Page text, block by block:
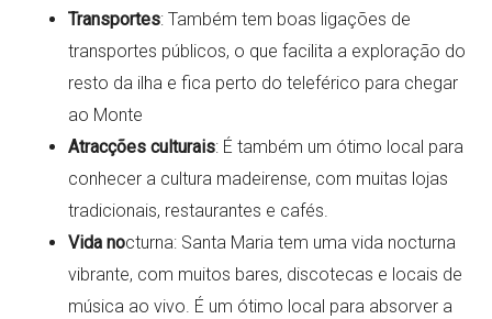
Transportes: Também tem boas ligações de
transportes públicos, o que facilita a exploração do
resto da ilha e fica perto do teleférico para chegar
ao Monte
Atracções culturais: É também um ótimo local para
conhecer a cultura madeirense, com muitas lojas
tradicionais, restaurantes e cafés.
Vida nocturna: Santa Maria tem uma vida nocturna
vibrante, com muitos bares, discotecas e locais de
música ao vivo. É um ótimo local para absorver a